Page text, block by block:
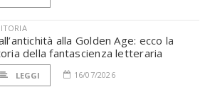
alla Golden Age: ecco la
della fantascienza letteraria
LEGGI 16/07/2026